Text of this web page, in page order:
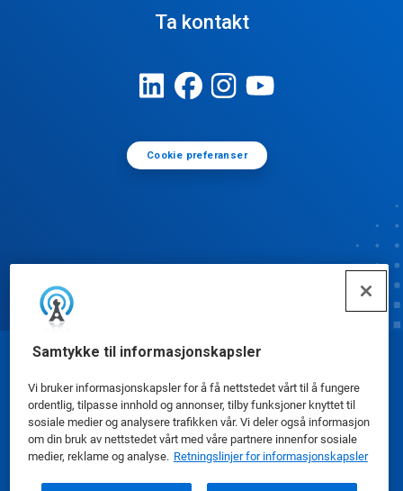
Samtykke til informasjonskapsler
Vi bruker informasjonskapsler for å få nettstedet vårt til å fungere
ordentlig, tilpasse innhold og annonser, tilby funksjoner knyttet til
sosiale medier og analysere trafikken vår. Vi deler også informasjon
om din bruk av nettstedet vårt med våre partnere innenfor sosiale
medier, reklame og analyse. Retningslinjer for informasjonskapsler
Ta kontakt
Cookie preferanser
Sikkerhetsdatablad|Personvernerklæring|
Bruksvilkår